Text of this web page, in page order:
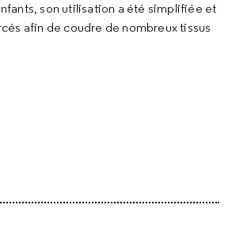
son utilisation a été simplifiée et
afin de coudre de nombreux tissus